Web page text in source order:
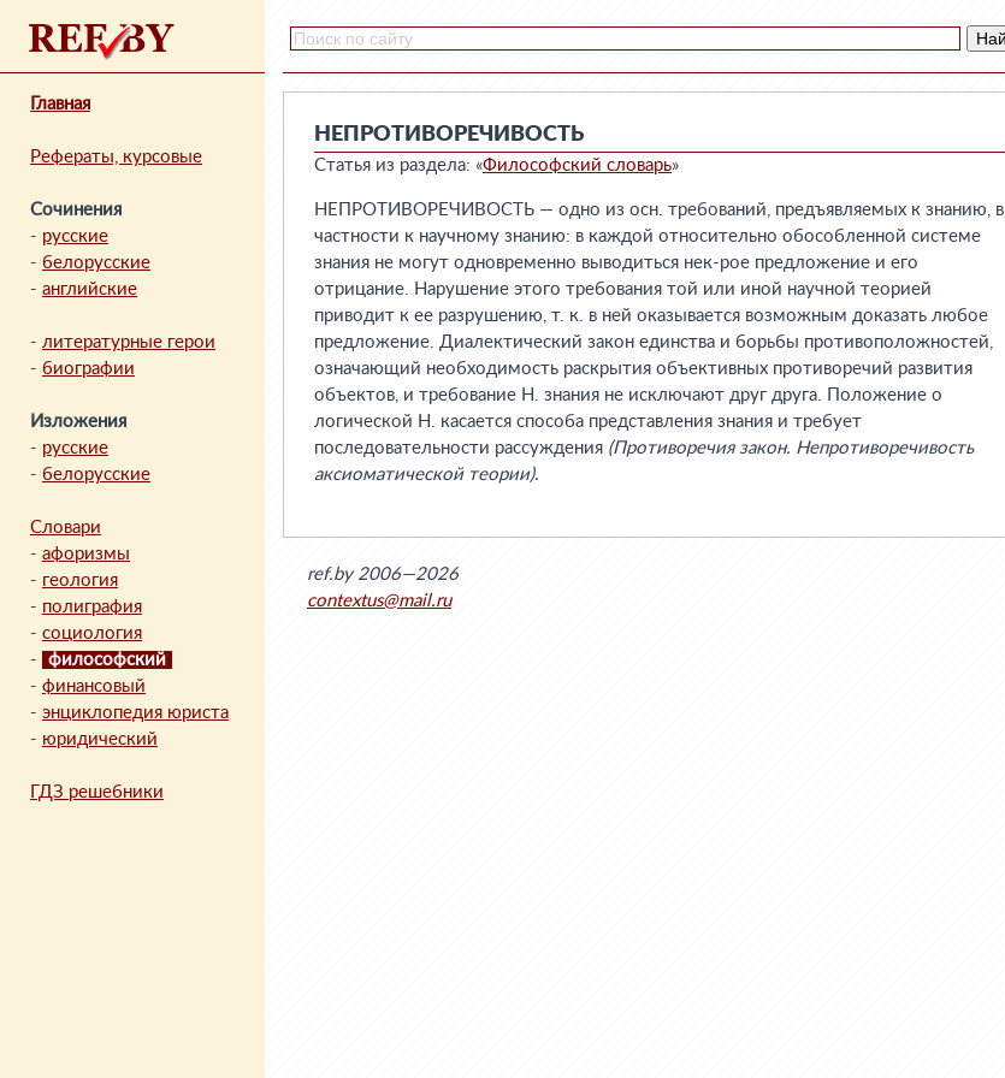
Главная
Рефераты, курсовые
Сочинения
- русские
- белорусские
- английские
- литературные герои
- биографии
Изложения
- русские
- белорусские
Словари
- афоризмы
- геология
- полиграфия
- социология
-
философский
- финансовый
- энциклопедия юриста
- юридический
ГДЗ решебники
НЕПРОТИВОРЕЧИВОСТЬ
Статья из раздела: «Философский словарь»
НЕПРОТИВОРЕЧИВОСТЬ — одно из осн. требований, предъявляемых к знанию, в
частности к научному знанию: в каждой относительно обособленной системе
знания не могут одновременно выводиться нек-рое предложение и его
отрицание. Нарушение этого требования той или иной научной теорией
приводит к ее разрушению, т. к. в ней оказывается возможным доказать любое
предложение. Диалектический закон единства и борьбы противоположностей,
означающий необходимость раскрытия объективных противоречий развития
объектов, и требование Н. знания не исключают друг друга. Положение о
логической Н. касается способа представления знания и требует
последовательности рассуждения (Противоречия закон. Непротиворечивость
аксиоматической теории).
ref.by 2006—2026
contextus@mail.ru